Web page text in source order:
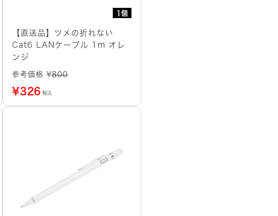
1個
【直送品】ツメの折れない
Cat6 LANケーブル 1m オレ
ンジ
参考価格 ¥800
¥326 税込